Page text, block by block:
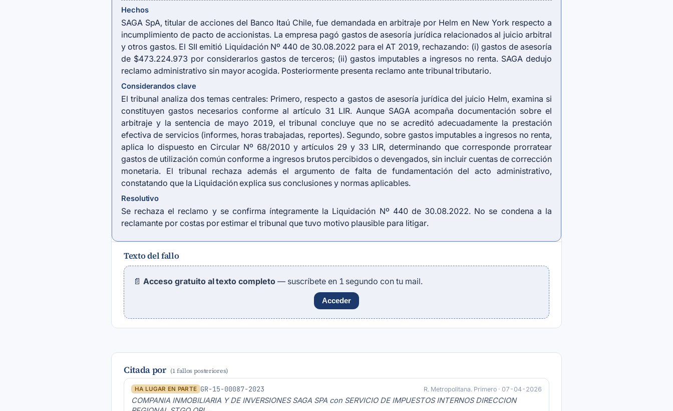
Hechos
SAGA SpA, titular de acciones del Banco Itaú Chile, fue demandada en arbitraje por Helm en New York respecto a
incumplimiento de pacto de accionistas. La empresa pagó gastos de asesoría jurídica relacionados al juicio arbitral
y otros gastos. El SII emitió Liquidación Nº 440 de 30.08.2022 para el AT 2019, rechazando: (i) gastos de asesoría
de $473.224.973 por considerarlos gastos de terceros; (ii) gastos imputables a ingresos no renta. SAGA dedujo
reclamo administrativo sin mayor acogida. Posteriormente presenta reclamo ante tribunal tributario.
Considerandos clave
El tribunal analiza dos temas centrales: Primero, respecto a gastos de asesoría jurídica del juicio Helm, examina si
constituyen gastos necesarios conforme al artículo 31 LIR. Aunque SAGA acompaña documentación sobre el
arbitraje y la sentencia de mayo 2019, el tribunal concluye que no se acreditó adecuadamente la prestación
efectiva de servicios (informes, horas trabajadas, reportes). Segundo, sobre gastos imputables a ingresos no renta,
aplica lo dispuesto en Circular Nº 68/2010 y artículos 29 y 33 LIR, determinando que corresponde prorratear
gastos de utilización común conforme a ingresos brutos percibidos o devengados, sin incluir cuentas de corrección
monetaria. El tribunal rechaza además el argumento de falta de fundamentación del acto administrativo,
constatando que la Liquidación explica sus conclusiones y normas aplicables.
Resolutivo
Se rechaza el reclamo y se confirma íntegramente la Liquidación Nº 440 de 30.08.2022. No se condena a la
reclamante por costas por estimar el tribunal que tuvo motivo plausible para litigar.
Texto del fallo
📄 Acceso gratuito al texto completo — suscríbete en 1 segundo con tu mail.
Acceder
Citada por (1 fallos posteriores)
HA LUGAR EN PARTE GR-15-00087-2023 R. Metropolitana. Primero · 07-04-2026
COMPANIA INMOBILIARIA Y DE INVERSIONES SAGA SPA con SERVICIO DE IMPUESTOS INTERNOS DIRECCION